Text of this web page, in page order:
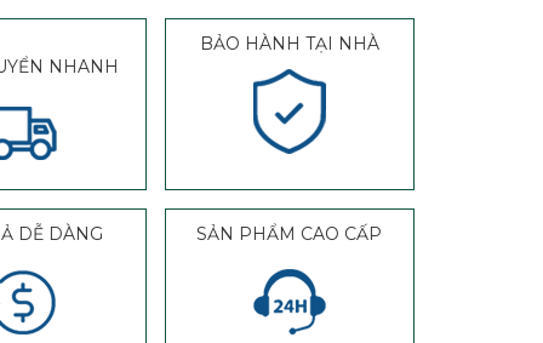
NHANH
BẢO HÀNH TẠI NHÀ
DỄ DÀNG SẢN PHẨM CAO CẤP